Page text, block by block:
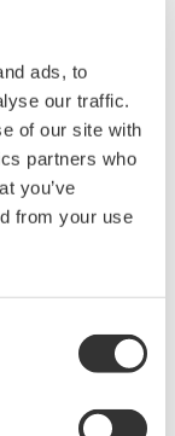
ads, to
our traffic.
of our site with
partners who
you’ve
from your use
最大128ch 使
レート
、1kV
との